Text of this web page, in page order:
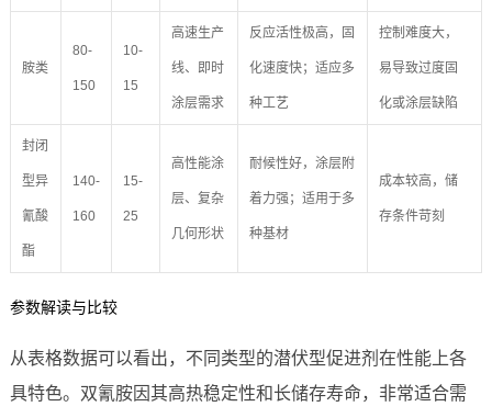
胺类
80-
150
10-
15
高速生产
线、即时
涂层需求
反应活性极高，固
化速度快；适应多
种工艺
控制难度大，
易导致过度固
化或涂层缺陷
封闭
型异
氰酸
酯
140-
160
15-
25
高性能涂
层、复杂
几何形状
耐候性好，涂层附
着力强；适用于多
种基材
成本较高，储
存条件苛刻
参数解读与比较
从表格数据可以看出，不同类型的潜伏型促进剂在性能上各
具特色。双氰胺因其高热稳定性和长储存寿命，非常适合需